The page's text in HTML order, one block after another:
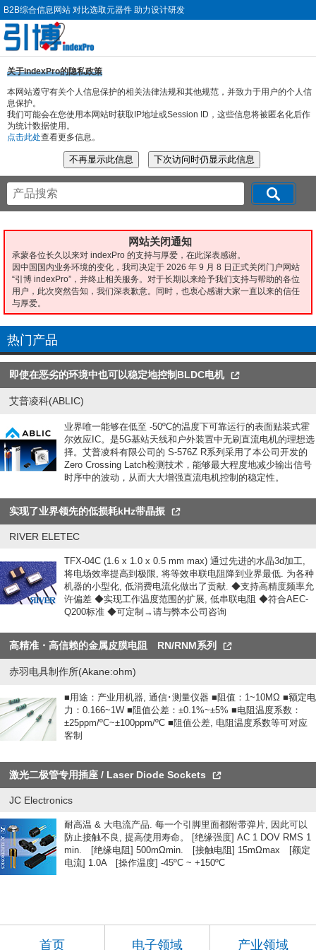
B2B综合信息网站 对比选取元器件 助力设计研发
关于indexPro的隐私政策
本网站遵守有关个人信息保护的相关法律法规和其他规范，并致力于用户的个人信
息保护。
我们可能会在您使用本网站时获取IP地址或Session ID，这些信息将被匿名化后作
为统计数据使用。
点击此处查看更多信息。
网站关闭通知
承蒙各位长久以来对 indexPro 的支持与厚爱，在此深表感谢。
因中国国内业务环境的变化，我司决定于 2026 年 9 月 8 日正式关闭门户网站
“引博 indexPro”，并终止相关服务。对于长期以来给予我们支持与帮助的各位
用户，此次突然告知，我们深表歉意。同时，也衷心感谢大家一直以来的信任
与厚爱。
热门产品
即使在恶劣的环境中也可以稳定地控制BLDC电机
艾普凌科(ABLIC)
业界唯一能够在低至 -50ºC的温度下可靠运行的表面贴装式霍
尔效应IC。是5G基站天线和户外装置中无刷直流电机的理想选
择。艾普凌科有限公司的 S-576Z R系列采用了本公司开发的
Zero Crossing Latch检测技术，能够最大程度地减少输出信号
时序中的波动，从而大大增强直流电机控制的稳定性。
实现了业界领先的低损耗kHz带晶振
RIVER ELETEC
TFX-04C (1.6 x 1.0 x 0.5 mm max) 通过先进的水晶3d加工,
将电场效率提高到极限, 将等效串联电阻降到业界最低. 为各种
机器的小型化, 低消费电流化做出了贡献. ◆支持高精度频率允
许偏差 ◆实现工作温度范围的扩展, 低串联电阻 ◆符合AEC-
Q200标准 ◆可定制→请与弊本公司咨询
高精准・高信赖的金属皮膜电阻 RN/RNM系列
赤羽电具制作所(Akane:ohm)
■用途：产业用机器, 通信･测量仪器 ■阻值：1~10MΩ ■额定电
力：0.166~1W ■阻值公差：±0.1%~±5% ■电阻温度系数：
±25ppm/ºC~±100ppm/ºC ■阻值公差, 电阻温度系数等可对应
客制
激光二极管专用插座 / Laser Diode Sockets
JC Electronics
耐高温 & 大电流产品. 每一个引脚里面都附带弹片, 因此可以
防止接触不良, 提高使用寿命。 [绝缘强度] AC 1 DOV RMS 1
min. [绝缘电阻] 500mΩmin. [接触电阻] 15mΩmax [额定
电流] 1.0A [操作温度] -45ºC ~ +150ºC
首页 电子领域 产业领域